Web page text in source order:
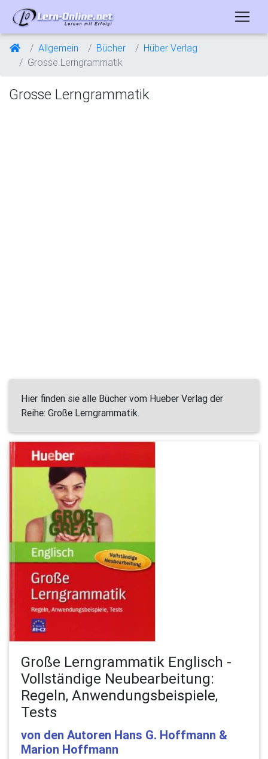
Allgemein Bücher
Hüber Verlag
Grosse Lerngrammatik
Grosse Lerngrammatik
Hier finden sie alle Bücher vom Hueber Verlag der
Reihe: Große Lerngrammatik.
Große Lerngrammatik Englisch -
Vollständige Neubearbeitung:
Regeln, Anwendungsbeispiele,
Tests
von den Autoren Hans G. Hoffmann &
Marion Hoffmann